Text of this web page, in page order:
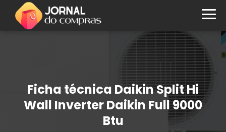
Ficha técnica Daikin Split Hi
Wall Inverter Daikin Full 9000
Btu